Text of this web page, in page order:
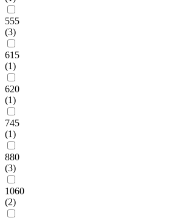
555
(3)
615
(1)
620
(1)
745
(1)
880
(3)
1060
(2)